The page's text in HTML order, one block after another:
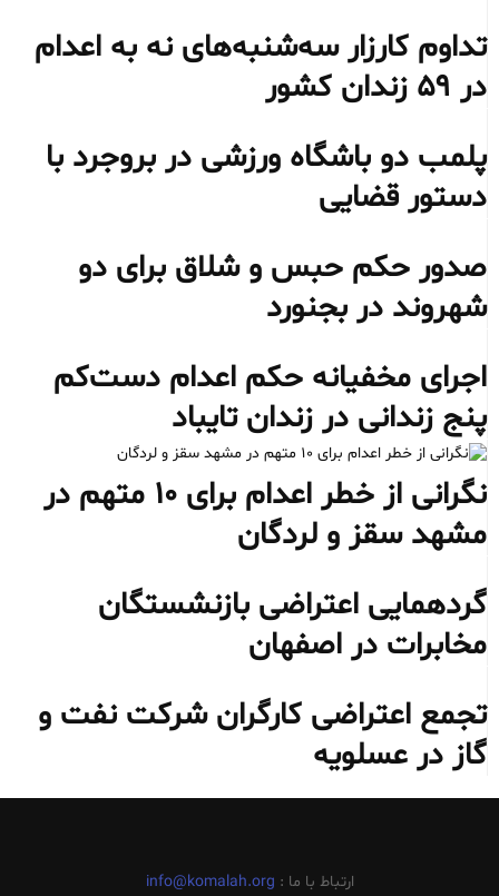
تداوم کارزار سه‌شنبه‌های نه به اعدام
در ۵۹ زندان کشور
پلمب دو باشگاه ورزشی در بروجرد با
دستور قضایی
صدور حکم حبس و شلاق برای دو
شهروند در بجنورد
اجرای مخفیانه حکم اعدام دست‌کم
پنج زندانی در زندان تایباد
نگرانی از خطر اعدام برای ۱۰ متهم در
مشهد سقز و لردگان
گردهمایی اعتراضی بازنشستگان
مخابرات در اصفهان
تجمع اعتراضی کارگران شرکت نفت و
گاز در عسلویه
ارتباط با ما : info@komalah.org